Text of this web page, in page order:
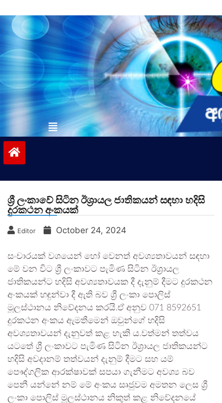
to
contentvinivida.lk
ශ්‍රී ලංකාවේ සිටින ඊශ්‍රායල ජාතිකයන් සඳහා හදිසි
දුරකථන අංකයක්
Editor October 24, 2024
සංචාරයක් වශයෙන් හෝ වෙනත් අවශ්‍යතාවයන් සඳහා
මේ වන විට ශ්‍රී ලංකාවට පැමිණ සිටින ඊශ්‍රායල
ජාතිකයන්ට හදිසි අවශ්‍යතාවයක දී දැනුම් දීමට දුරකථන
අංකයක් හඳුන්වා දී ඇති බව ශ්‍රී ලංකා පොලිස්
මූලස්ථානය නිවේදනය කරයි.ඒ අනුව 071 8592651
දුරකථන අංකය ඇමතීමෙන් ඔවුන්ගේ හදිසි
අවශ්‍යතාවයන් දැනුවත් කළ හැකි ය.වත්මන් තත්වය
යටතේ ශ්‍රී ලංකාවට පැමිණ සිටින ඊශ්‍රායල ජාතිකයන්ට
හදිසි අවදානම් තත්වයන් දැනුම් දීමට සහ යම්
පෞද්ගලික ආරක්ෂාවක් සපයා ගැනීමට අවශ්‍ය බව
පෙනී යන්නේ නම් මේ අංකය සෘජුවම අමතන ලෙස ශ්‍රී
ලංකා පොලිස් මූලස්ථානය නිකුත් කළ නිවේදනයේ